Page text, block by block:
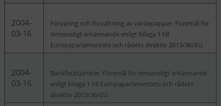
2004-
03-16
Förvaring och förvaltning av värdepapper. Föremål för
ömsesidigt erkännande enligt bilaga 1 till
Europaparlamentets och rådets direktiv 2013/36/EU.
2004-
03-16
Bankfacktjänster. Föremål för ömsesidigt erkännande
enligt bilaga 1 till Europaparlamentets och rådets
direktiv 2013/36/EU.